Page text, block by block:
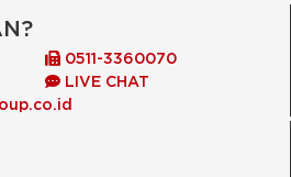
0511-3360070
LIVE CHAT